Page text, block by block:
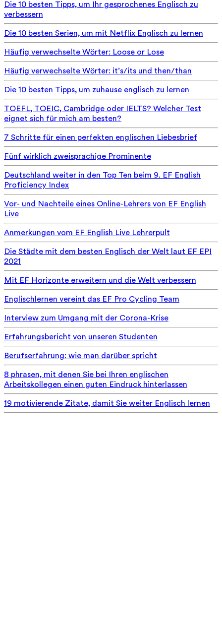
Die 10 besten Tipps, um Ihr gesprochenes Englisch zu
verbessern
Die 10 besten Serien, um mit Netflix Englisch zu lernen
Häufig verwechselte Wörter: Loose or Lose
Häufig verwechselte Wörter: it’s/its und then/than
Die 10 besten Tipps, um zuhause englisch zu lernen
TOEFL, TOEIC, Cambridge oder IELTS? Welcher Test
eignet sich für mich am besten?
7 Schritte für einen perfekten englischen Liebesbrief
Fünf wirklich zweisprachige Prominente
Deutschland weiter in den Top Ten beim 9. EF English
Proficiency Index
Vor- und Nachteile eines Online-Lehrers von EF English
Live
Anmerkungen vom EF English Live Lehrerpult
Die Städte mit dem besten Englisch der Welt laut EF EPI
2021
Mit EF Horizonte erweitern und die Welt verbessern
Englischlernen vereint das EF Pro Cycling Team
Interview zum Umgang mit der Corona-Krise
Erfahrungsbericht von unseren Studenten
Berufserfahrung: wie man darüber spricht
8 phrasen, mit denen Sie bei Ihren englischen
Arbeitskollegen einen guten Eindruck hinterlassen
19 motivierende Zitate, damit Sie weiter Englisch lernen